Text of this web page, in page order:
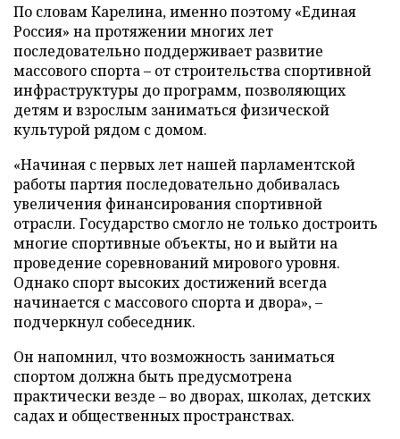
По словам Карелина, именно поэтому «Единая
Россия» на протяжении многих лет
последовательно поддерживает развитие
массового спорта – от строительства спортивной
инфраструктуры до программ, позволяющих
детям и взрослым заниматься физической
культурой рядом с домом.
«Начиная с первых лет нашей парламентской
работы партия последовательно добивалась
увеличения финансирования спортивной
отрасли. Государство смогло не только достроить
многие спортивные объекты, но и выйти на
проведение соревнований мирового уровня.
Однако спорт высоких достижений всегда
начинается с массового спорта и двора», –
подчеркнул собеседник.
Он напомнил, что возможность заниматься
спортом должна быть предусмотрена
практически везде – во дворах, школах, детских
садах и общественных пространствах.